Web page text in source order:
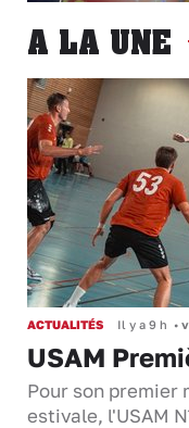
A LA UNE
ACTUALITÉS Il y a 9 h •
USAM
Pour son premier
estivale, l'USAM